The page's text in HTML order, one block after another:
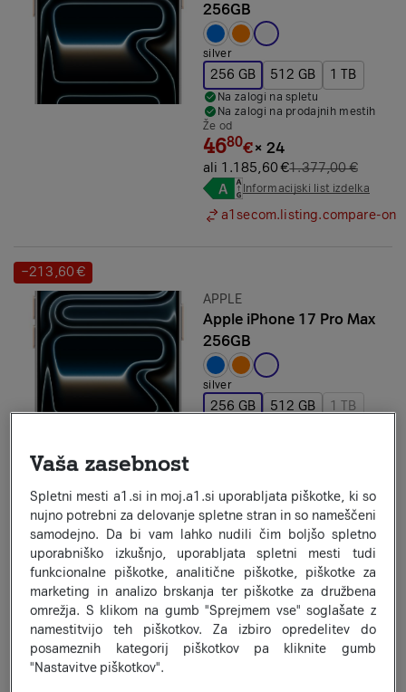
256GB
Izbrana barva:
silver
256 GB 512 GB 1 TB
Na zalogi na spletu
Na zalogi na prodajnih mestih
Že od
4680€× 24
ali 1.185,60 €1.377,00 €
Informacijski list izdelka
a1secom.listing.compare-on
Prihranek:
−213,60 €
Znamka:
APPLE
Apple iPhone 17 Pro Max
256GB
Izbrana barva:
silver
256 GB 512 GB 1 TB
ali 1.322,40 € 1.536,00 €
Informacijski list izdelka
a1secom.listing.compare-on
Prihranek:
−232,30 € Prihranek:
Darilo ob nakupu
Znamka:
SAMSUNG
Samsung Galaxy S26
Vaša zasebnost
Spletni mesti a1.si in moj.a1.si uporabljata piškotke, ki so
nujno potrebni za delovanje spletne stran in so nameščeni
samodejno. Da bi vam lahko nudili čim boljšo spletno
uporabniško izkušnjo, uporabljata spletni mesti tudi
funkcionalne piškotke, analitične piškotke, piškotke za
marketing in analizo brskanja ter piškotke za družbena
omrežja. S klikom na gumb "Sprejmem vse" soglašate z
namestitvijo teh piškotkov. Za izbiro opredelitev do
posameznih kategorij piškotkov pa kliknite gumb
"Nastavitve piškotkov".